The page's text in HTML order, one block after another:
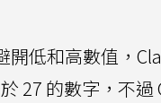
開低和高數值，
27 的數字，不